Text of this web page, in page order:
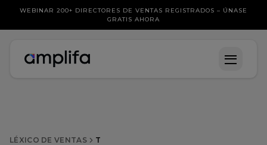
WEBINAR 200+ DIRECTORES DE VENTAS REGISTRADOS – ÚNASE
GRATIS AHORA
LÉXICO DE VENTAS T